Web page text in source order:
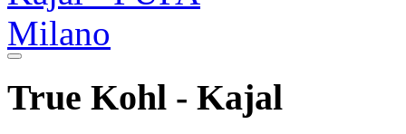
True Kohl - Kajal